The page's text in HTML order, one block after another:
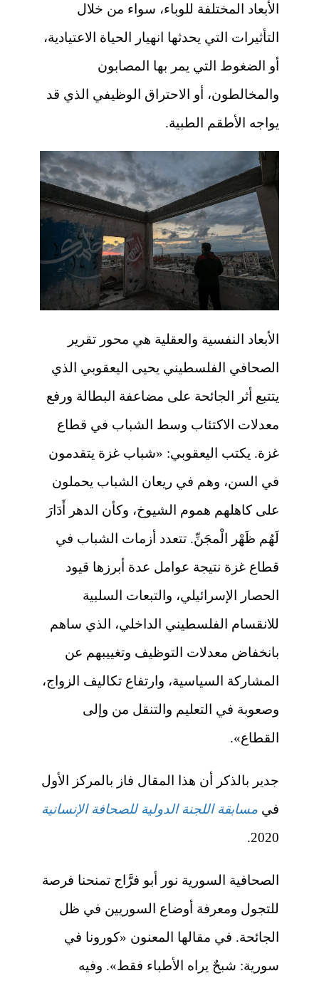
الأبعاد المختلفة للوباء، سواء من خلال
التأثيرات التي يحدثها انهيار الحياة الاعتيادية،
أو الضغوط التي يمر بها المصابون
والمخالطون، أو الاحتراق الوظيفي الذي قد
يواجه الأطقم الطبية.
الأبعاد النفسية والعقلية هي محور تقرير
الصحافي الفلسطيني يحيى اليعقوبي الذي
يتتبع أثر الجائحة على مضاعفة البطالة ورفع
معدلات الاكتئاب وسط الشباب في قطاع
غزة. يكتب اليعقوبي: «شباب غزة يتقدمون
في السن، وهم في ريعان الشباب يحملون
على كاهلهم هموم الشيوخ، وكأن الدهر أَدَارَ
لَهُم ظَهْر الْمجَنِّ. تتعدد أزمات الشباب في
قطاع غزة نتيجة عوامل عدة أبرزها قيود
الحصار الإسرائيلي، والتبعات السلبية
للانقسام الفلسطيني الداخلي، الذي ساهم
بانخفاض معدلات التوظيف وتغييبهم عن
المشاركة السياسية، وارتفاع تكاليف الزواج،
وصعوبة في التعليم والتنقل من وإلى
القطاع».
جدير بالذكر أن هذا المقال فاز بالمركز الأول
في مسابقة اللجنة الدولية للصحافة الإنسانية
2020.
الصحافية السورية نور أبو فرَّاج تمنحنا فرصة
للتجول ومعرفة أوضاع السوريين في ظل
الجائحة. في مقالها المعنون «كورونا في
سورية: شبحٌ يراه الأطباء فقط». وفيه